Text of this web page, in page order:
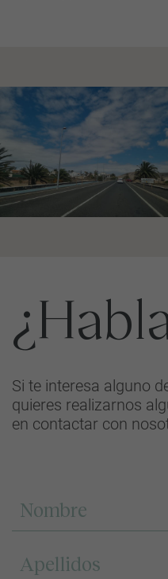
Si te interesa alguno
quieres realizarnos
en contactar con